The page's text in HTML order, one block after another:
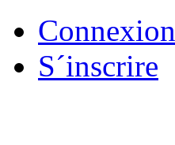
Connexion
S´inscrire